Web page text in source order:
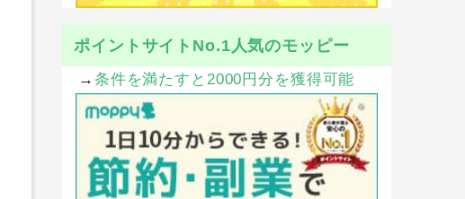
ポイントサイトNo.1人気のモッピー
→ 条件を満たすと2000円分を獲得可能